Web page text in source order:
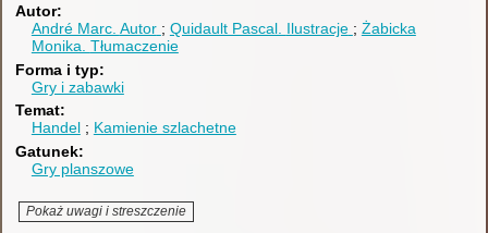
Autor
André Marc. Autor Quidault Pascal. Ilustracje
Żabicka
Monika. Tłumaczenie
Forma i typ
Gry i zabawki
Temat
Handel
Kamienie szlachetne
Gatunek
Gry planszowe
Pokaż uwagi i streszczenie